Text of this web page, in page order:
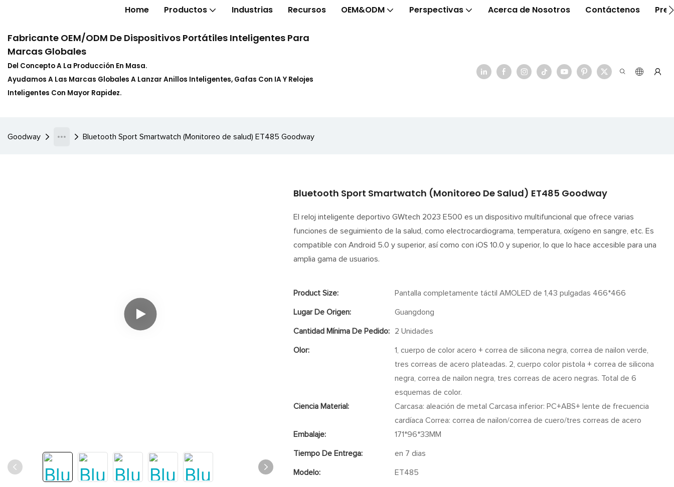
Home Productos Industrias Recursos OEM&ODM Perspectivas Acerca de Nosotros Contáctenos
Fabricante OEM/ODM De Dispositivos Portátiles Inteligentes Para
Marcas Globales
Del Concepto A La Producción En Masa.
Ayudamos A Las Marcas Globales A Lanzar Anillos Inteligentes, Gafas Con IA Y Relojes
Inteligentes Con Mayor Rapidez.
Goodway Bluetooth Sport Smartwatch (Monitoreo de salud) ET485 Goodway
Bluetooth Sport Smartwatch (Monitoreo De Salud) ET485 Goodway
El reloj inteligente deportivo GWtech 2023 E500 es un dispositivo multifuncional que ofrece varias
funciones de seguimiento de la salud, como electrocardiograma, temperatura, oxígeno en sangre, etc. Es
compatible con Android 5.0 y superior, así como con iOS 10.0 y superior, lo que lo hace accesible para una
amplia gama de usuarios.
Product Size: Pantalla completamente táctil AMOLED de 1,43 pulgadas 466*466
Lugar De Origen: Guangdong
Cantidad Mínima De Pedido: 2 Unidades
Olor:
1, cuerpo de color acero + correa de silicona negra, correa de nailon verde,
tres correas de acero plateadas. 2, cuerpo color pistola + correa de silicona
negra, correa de nailon negra, tres correas de acero negras. Total de 6
esquemas de color.
Ciencia Material:
Carcasa: aleación de metal Carcasa inferior: PC+ABS+ lente de frecuencia
cardíaca Correa: correa de nailon/correa de cuero/tres correas de acero
Embalaje:
171*96*33MM
Tiempo De Entrega: en 7 dias
Modelo: ET485